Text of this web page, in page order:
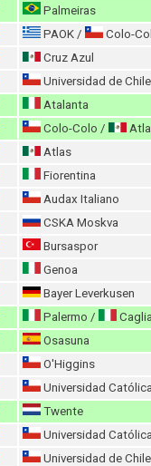
Palmeiras
PAOK /
Colo-
Cruz Azul
Universidad de Chile
Atalanta
Colo-Colo /
Atlas
Fiorentina
Audax Italiano
CSKA Moskva
Bursaspor
Genoa
Bayer Leverkusen
Palermo /
Osasuna
O'Higgins
Universidad
Twente
Universidad
Universidad de Chile